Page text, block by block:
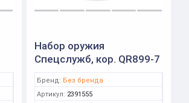
Набор оружия
Спецслужб, кор. QR899-7
Бренд: Без бренда
Артикул: 2391555